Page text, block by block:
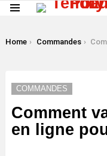
You are here:
Home Commandes Comment
COMMANDES
Comment
en ligne